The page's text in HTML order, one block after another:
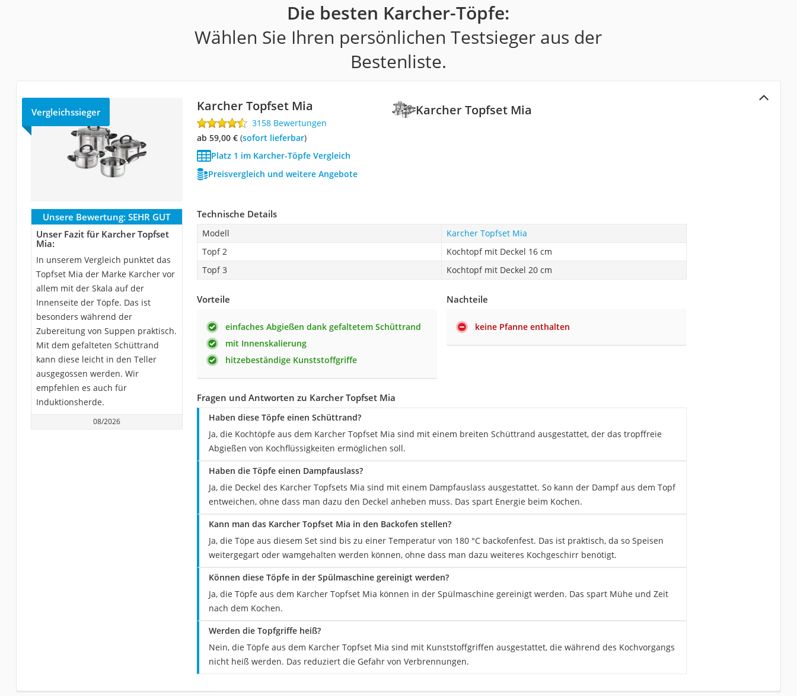
Die besten Karcher-Töpfe:
Wählen Sie Ihren persönlichen Testsieger aus der
Bestenliste.
Karcher Topfset Mia
Vergleichssieger Karcher Topfset Mia
3158 Bewertungen
ab 59,00 €( Sofort lieferbar)
Platz 1 im Karcher-Töpfe Vergleich
Preisvergleich und weitere Angebote
Unsere Bewertung: SEHR GUT
Unser Fazit für Karcher Topfset
Mia:
In unserem Vergleich punktet das
Topfset Mia der Marke Karcher vor
allem mit der Skala auf der
Innenseite der Töpfe. Das ist
besonders während der
Zubereitung von Suppen praktisch.
Mit dem gefalteten Schüttrand
kann diese leicht in den Teller
ausgegossen werden. Wir
empfehlen es auch für
Induktionsherde.
08/2026
Technische Details
Modell
Karcher Topfset Mia
Topf 2
Kochtopf mit Deckel 16 cm
Topf 3
Kochtopf mit Deckel 20 cm
Vorteile
einfaches Abgießen dank gefaltetem Schüttrand
mit Innenskalierung
hitzebeständige Kunststoffgriffe
Nachteile
keine Pfanne enthalten
Fragen und Antworten zu Karcher Topfset Mia
Haben diese Töpfe einen Schüttrand?
Ja, die Kochtöpfe aus dem Karcher Topfset Mia sind mit einem breiten Schüttrand ausgestattet, der das tropffreie
Abgießen von Kochflüssigkeiten ermöglichen soll.
Haben die Töpfe einen Dampfauslass?
Ja, die Deckel des Karcher Topfsets Mia sind mit einem Dampfauslass ausgestattet. So kann der Dampf aus dem Topf
entweichen, ohne dass man dazu den Deckel anheben muss. Das spart Energie beim Kochen.
Kann man das Karcher Topfset Mia in den Backofen stellen?
Ja, die Töpe aus diesem Set sind bis zu einer Temperatur von 180 °C backofenfest. Das ist praktisch, da so Speisen
weitergegart oder wamgehalten werden können, ohne dass man dazu weiteres Kochgeschirr benötigt.
Können diese Töpfe in der Spülmaschine gereinigt werden?
Ja, die Töpfe aus dem Karcher Topfset Mia können in der Spülmaschine gereinigt werden. Das spart Mühe und Zeit
nach dem Kochen.
Werden die Topfgriffe heiß?
Nein, die Töpfe aus dem Karcher Topfset Mia sind mit Kunststoffgriffen ausgestattet, die während des Kochvorgangs
nicht heiß werden. Das reduziert die Gefahr von Verbrennungen.